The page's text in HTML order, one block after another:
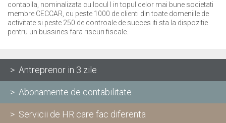
contabila, nominalizata cu locul I in topul celor mai bune societati
membre CECCAR, cu peste 1000 de clienti din toate domeniile de
activitate si peste 250 de controale de succes iti sta la dispozitie
pentru un bussines fara riscuri fiscale.
> Antreprenor in 3 zile
> Abonamente de contabilitate
> Servicii de HR care fac diferenta